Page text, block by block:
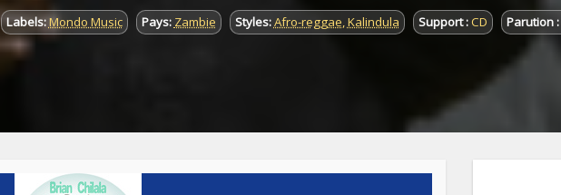
Labels:Mondo Music Pays: Zambie Styles:Afro-reggae,Kalindula Support :CD Parution :